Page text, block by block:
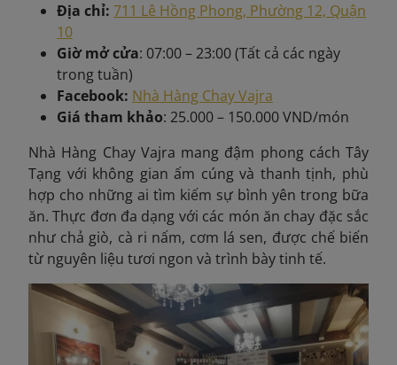
Địa chỉ: 711 Lê Hồng Phong, Phường 12, Quận
10
Giờ mở cửa: 07:00 – 23:00 (Tất cả các ngày
trong tuần)
Facebook: Nhà Hàng Chay Vajra
Giá tham khảo: 25.000 – 150.000 VND/món
Nhà Hàng Chay Vajra mang đậm phong cách Tây
Tạng với không gian ấm cúng và thanh tịnh, phù
hợp cho những ai tìm kiếm sự bình yên trong bữa
ăn. Thực đơn đa dạng với các món ăn chay đặc sắc
như chả giò, cà ri nấm, cơm lá sen, được chế biến
từ nguyên liệu tươi ngon và trình bày tinh tế.